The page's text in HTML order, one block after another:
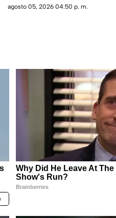
agosto 05, 2026 04:50 p. m.